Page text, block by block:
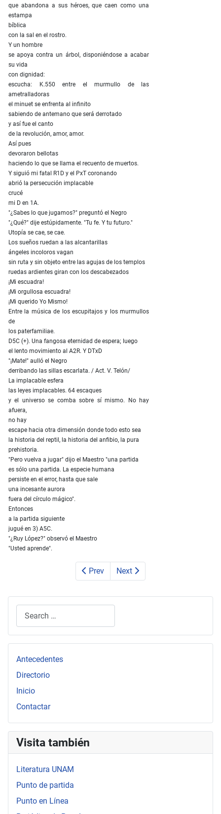
que abandona a sus héroes, que caen como una
estampa
bíblica
con la sal en el rostro.
Y un hombre
se apoya contra un árbol, disponiéndose a acabar
su vida
con dignidad:
escucha: K.550 entre el murmullo de las
ametralladoras
el minuet se enfrenta al infinito
sabiendo de antemano que será derrotado
y así fue el canto
de la revolución, amor, amor.
Así pues
devoraron bellotas
haciendo lo que se llama el recuento de muertos.
Y siguió mi fatal R1D y el PxT coronando
abrió la persecución implacable
crucé
mi D en 1A.
"¿Sabes lo que jugamos?" preguntó el Negro
"¿Qué?" dije estúpidamente. "Tu fe. Y tu futuro."
Utopía se cae, se cae.
Los sueños ruedan a las alcantarillas
ángeles incoloros vagan
sin ruta y sin objeto entre las agujas de los templos
ruedas ardientes giran con los descabezados
¡Mi escuadra!
¡Mi orgullosa escuadra!
¡Mi querido Yo Mismo!
Entre la música de los escupitajos y los murmullos
de
los paterfamiliae.
D5C (+). Una fangosa eternidad de espera; luego
el lento movimiento al A2R. Y DTxD
"¡Mate!" aulló el Negro
derribando las sillas escarlata. / Act. V. Telón/
La implacable esfera
las leyes implacables. 64 escaques
y el universo se comba sobre sí mismo. No hay
afuera,
no hay
escape hacia otra dimensión donde todo esto sea
la historia del reptil, la historia del anfibio, la pura
prehistoria.
"Pero vuelva a jugar" dijo el Maestro "una partida
es sólo una partida. La especie humana
persiste en el error, hasta que sale
una incesante aurora
fuera del círculo mágico".
Entonces
a la partida siguiente
jugué en 3) A5C.
"¿Ruy López?" observó el Maestro
"Usted aprende".
Prev Next
Antecedentes
Directorio
Inicio
Contactar
Visita también
Literatura UNAM
Punto de partida
Punto en Línea